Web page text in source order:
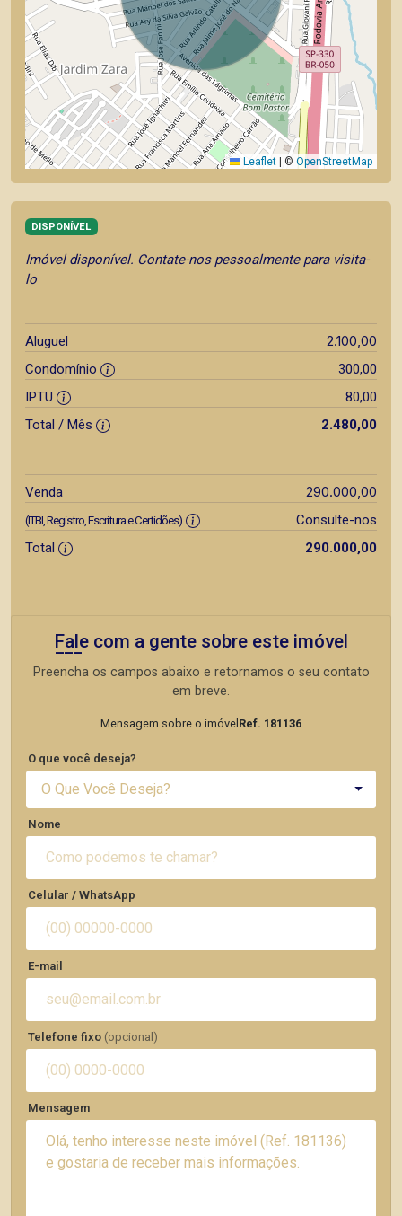
Leaflet © OpenStreetMap
DISPONÍVEL
Imóvel disponível. Contate-nos pessoalmente para visita-
lo
Aluguel 2.100,00
Condomínio
300,00
IPTU
80,00
Total / Mês
2.480,00
Venda 290.000,00
(ITBI, Registro, Escritura e Certidões)
Consulte-nos
Total
290.000,00
Fale com a gente sobre este imóvel
Preencha os campos abaixo e retornamos o seu contato
em breve.
Mensagem sobre o imóvel Ref. 181136
O que você deseja?
O Que Você Deseja?
Nome
Celular / WhatsApp
E-mail
Telefone fixo (opcional)
Mensagem